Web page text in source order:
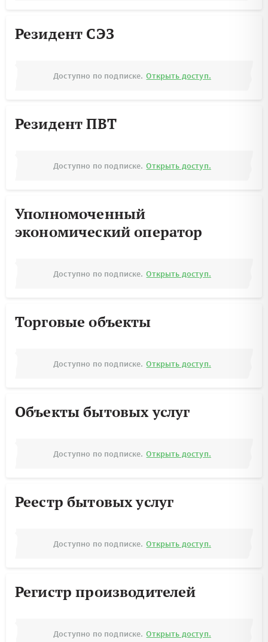
Резидент СЭЗ
Доступно по подписке. Открыть доступ.
Резидент ПВТ
Доступно по подписке. Открыть доступ.
Уполномоченный
экономический оператор
Доступно по подписке. Открыть доступ.
Торговые объекты
Доступно по подписке. Открыть доступ.
Объекты бытовых услуг
Доступно по подписке. Открыть доступ.
Реестр бытовых услуг
Доступно по подписке. Открыть доступ.
Регистр производителей
Доступно по подписке. Открыть доступ.